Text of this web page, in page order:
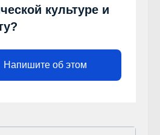
культуре и
Напишите об этом